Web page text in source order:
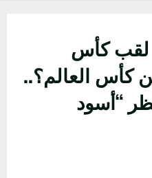
لقب كأس
كأس العالم؟..
“أسود